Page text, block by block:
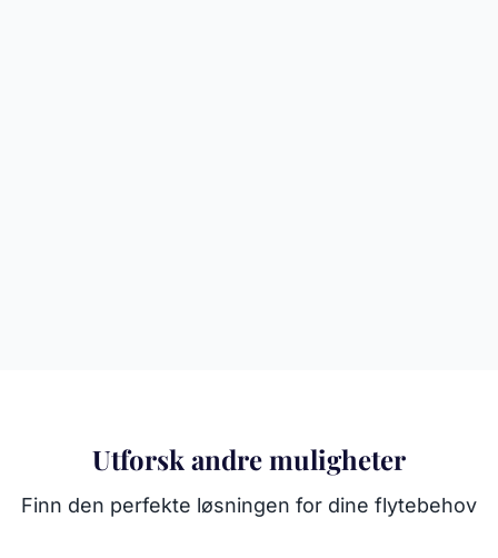
Utforsk andre muligheter
Finn den perfekte løsningen for dine flytebehov